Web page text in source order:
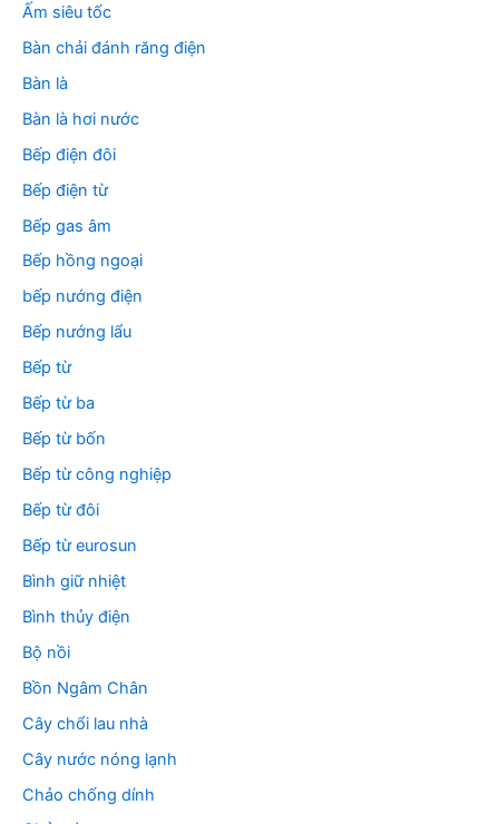
Ấm siêu tốc
Bàn chải đánh răng điện
Bàn là
Bàn là hơi nước
Bếp điện đôi
Bếp điện từ
Bếp gas âm
Bếp hồng ngoại
bếp nướng điện
Bếp nướng lẩu
Bếp từ
Bếp từ ba
Bếp từ bốn
Bếp từ công nghiệp
Bếp từ đôi
Bếp từ eurosun
Bình giữ nhiệt
Bình thủy điện
Bộ nồi
Bồn Ngâm Chân
Cây chổi lau nhà
Cây nước nóng lạnh
Chảo chống dính